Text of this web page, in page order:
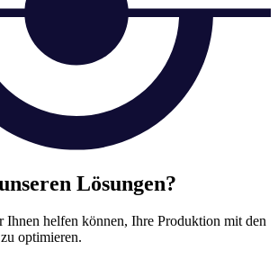
Lösungen?
Ihnen helfen können, Ihre Produktion mit den
optimieren.